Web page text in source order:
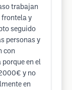
trabajan
frontela y
seguido
personas y
con
en el
y no
en